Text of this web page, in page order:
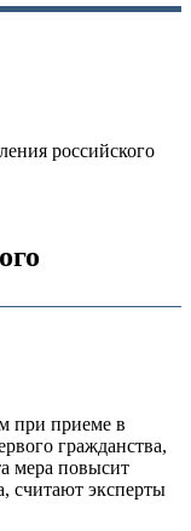
российского
при приеме в
гражданства,
мера повысит
считают эксперты